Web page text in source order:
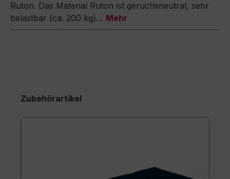
Ruton. Das Material Ruton ist geruchsneutral, sehr
belastbar (ca. 200 kg)… Mehr
Zubehörartikel